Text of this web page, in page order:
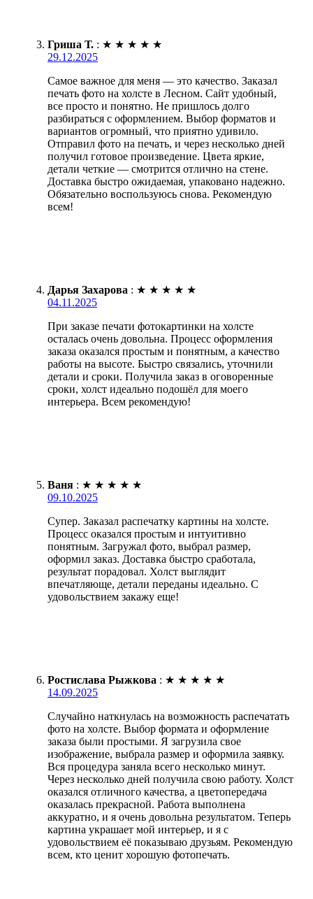
Гриша Т. : ★ ★ ★ ★ ★
29.12.2025
Самое важное для меня — это качество. Заказал
печать фото на холсте в Лесном. Сайт удобный,
все просто и понятно. Не пришлось долго
разбираться с оформлением. Выбор форматов и
вариантов огромный, что приятно удивило.
Отправил фото на печать, и через несколько дней
получил готовое произведение. Цвета яркие,
детали четкие — смотрится отлично на стене.
Доставка быстро ожидаемая, упаковано надежно.
Обязательно воспользуюсь снова. Рекомендую
всем!
Дарья Захарова : ★ ★ ★ ★ ★
04.11.2025
При заказе печати фотокартинки на холсте
осталась очень довольна. Процесс оформления
заказа оказался простым и понятным, а качество
работы на высоте. Быстро связались, уточнили
детали и сроки. Получила заказ в оговоренные
сроки, холст идеально подошёл для моего
интерьера. Всем рекомендую!
Ваня : ★ ★ ★ ★ ★
09.10.2025
Супер. Заказал распечатку картины на холсте.
Процесс оказался простым и интуитивно
понятным. Загружал фото, выбрал размер,
оформил заказ. Доставка быстро сработала,
результат порадовал. Холст выглядит
впечатляюще, детали переданы идеально. С
удовольствием закажу еще!
Ростислава Рыжкова : ★ ★ ★ ★ ★
14.09.2025
Случайно наткнулась на возможность распечатать
фото на холсте. Выбор формата и оформление
заказа были простыми. Я загрузила свое
изображение, выбрала размер и оформила заявку.
Вся процедура заняла всего несколько минут.
Через несколько дней получила свою работу. Холст
оказался отличного качества, а цветопередача
оказалась прекрасной. Работа выполнена
аккуратно, и я очень довольна результатом. Теперь
картина украшает мой интерьер, и я с
удовольствием её показываю друзьям. Рекомендую
всем, кто ценит хорошую фотопечать.